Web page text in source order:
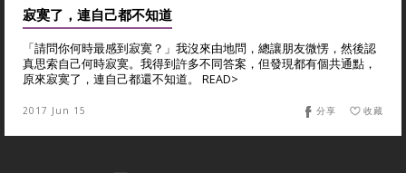
寂寞了，連自己都不知道
「請問你何時最感到寂寞？」我沒來由地問，總讓朋友微愣，然後認
真思索自己何時寂寞。我得到許多不同答案，但發現都有個共通點，
原來寂寞了，連自己都還不知道。 READ>
2017 Jun 15 收藏
分享